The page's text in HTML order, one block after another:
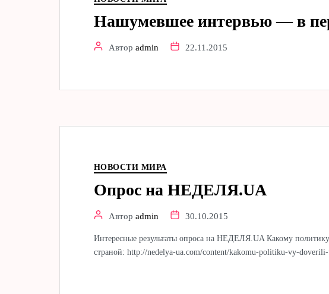
Нашумевшее интервью — в
Автор admin 22.11.2015
НОВОСТИ МИРА
Опрос на НЕДЕЛЯ.UA
Автор admin 30.10.2015
Интересные результаты опроса на НЕДЕЛЯ.UA Какому
страной: http://nedelya-ua.com/content/kakomu-politiku-vy-